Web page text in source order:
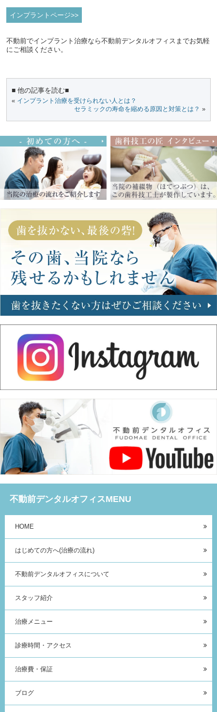
インプラントページ>>
不動前でインプラント治療なら不動前デンタルオフィスまでお気軽
にご相談ください。
■ 他の記事を読む■
« インプラント治療を受けられない人とは？
セラミックの寿命を縮める原因と対策とは？ »
不動前デンタルオフィスMENU
HOME
はじめての方へ(治療の流れ)
不動前デンタルオフィスについて
スタッフ紹介
治療メニュー
診療時間・アクセス
治療費・保証
ブログ